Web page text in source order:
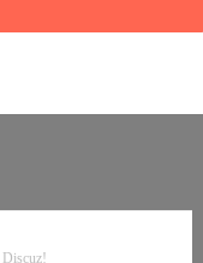
Discuz!